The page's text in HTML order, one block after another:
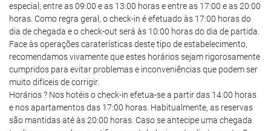
especial, entre as 09:00 e as 13:00 horas e entre as 17:00 e as 20:00
horas. Como regra geral, o check-in é efetuado às 17:00 horas do
dia de chegada e o check-out será às 10:00 horas do dia de partida.
Face às operações caraterísticas deste tipo de estabelecimento,
recomendamos vivamente que estes horários sejam rigorosamente
cumpridos para evitar problemas e inconveniências que podem ser
muito difíceis de corrigir.
Horários ? Nos hotéis o check-in efetua-se a partir das 14:00 horas
e nos apartamentos das 17:00 horas. Habitualmente, as reservas
são mantidas até às 20:00 horas. Caso se antecipe uma chegada